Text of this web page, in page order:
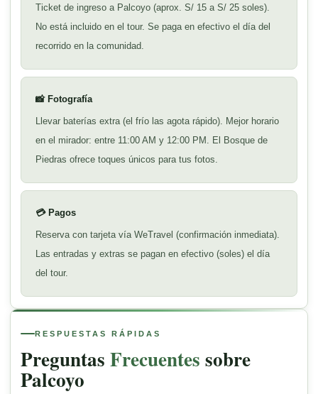
Ticket de ingreso a Palcoyo (aprox. S/ 15 a S/ 25 soles).
No está incluido en el tour. Se paga en efectivo el día del
recorrido en la comunidad.
📸 Fotografía
Llevar baterías extra (el frío las agota rápido). Mejor horario
en el mirador: entre 11:00 AM y 12:00 PM. El Bosque de
Piedras ofrece toques únicos para tus fotos.
💳 Pagos
Reserva con tarjeta vía WeTravel (confirmación inmediata).
Las entradas y extras se pagan en efectivo (soles) el día
del tour.
RESPUESTAS RÁPIDAS
Preguntas Frecuentes sobre
Palcoyo